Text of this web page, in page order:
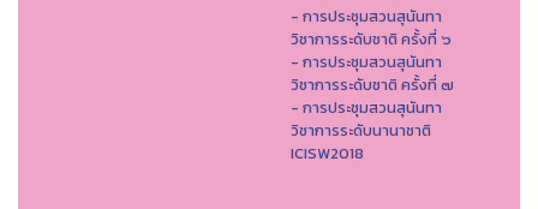
- การประชุมสวนสุนันทา
วิชาการระดับชาติ ครั้งที่ ๖
- การประชุมสวนสุนันทา
วิชาการระดับชาติ ครั้งที่ ๗
- การประชุมสวนสุนันทา
วิชาการระดับนานาชาติ
ICISW2018